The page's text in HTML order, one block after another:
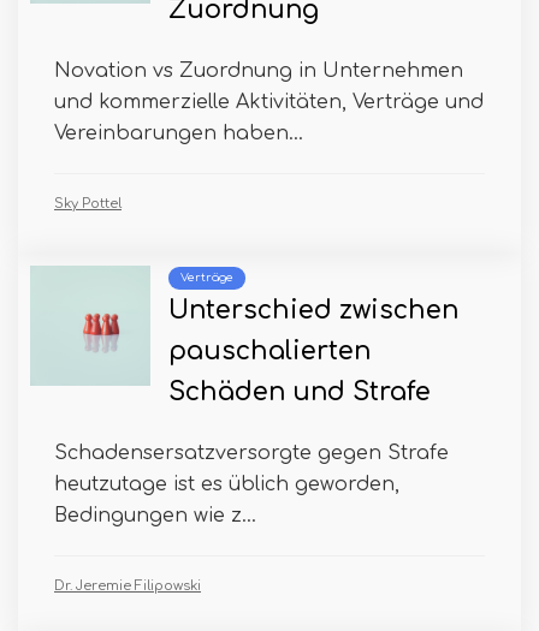
Zuordnung
Novation vs Zuordnung in Unternehmen
und kommerzielle Aktivitäten, Verträge und
Vereinbarungen haben...
Sky Pottel
Verträge
Unterschied zwischen
pauschalierten
Schäden und Strafe
Schadensersatzversorgte gegen Strafe
heutzutage ist es üblich geworden,
Bedingungen wie z...
Dr. Jeremie Filipowski